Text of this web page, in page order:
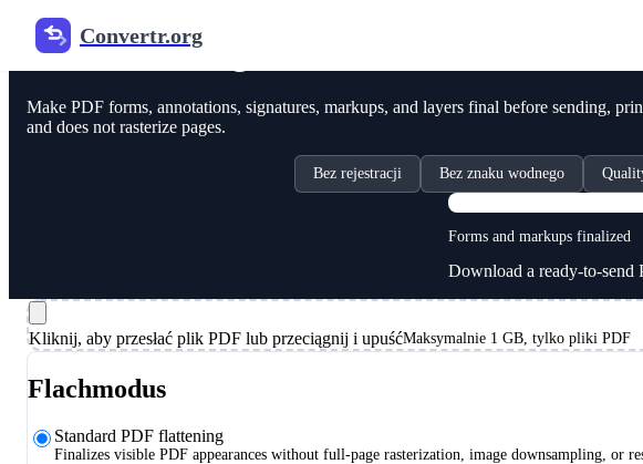
Convertr.org
PDF online wg
Make PDF forms, annotations, signatures, markups, and layers final before sending,
and does not rasterize pages.
Bez rejestracji Bez znaku wodnego
Forms and markups finalized
Download a ready-to-send
Kliknij, aby przesłać plik PDF lub przeciągnij i upuśćMaksymalnie 1 GB, tylko pliki PDF
Flachmodus
Standard PDF flattening
Finalizes visible PDF appearances without full-page rasterization, image downsampling, or